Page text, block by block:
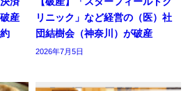
産
リニック」など経営の（医）社
団結樹会（神奈川）が破産
2026年7月5日